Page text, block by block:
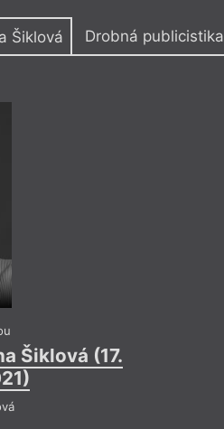
Šiklová Drobná publicistika
Šiklová (17.